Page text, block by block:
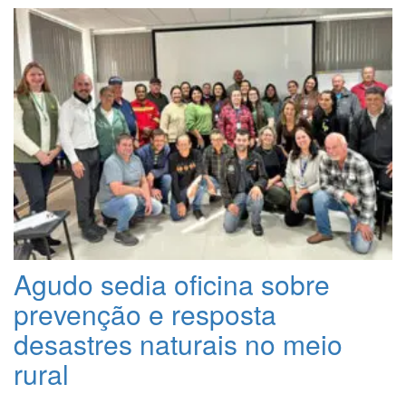
Colônia
Geoparque
Unesco
alinha
ações
para
visita
de
revalidação
do
selo
da
Unesco”
Agudo sedia oficina sobre
prevenção e resposta
desastres naturais no meio
rural